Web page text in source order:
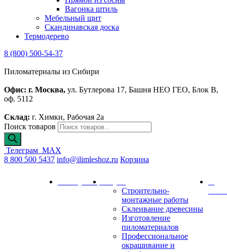
Вагонка штиль
Мебельный щит
Скандинавская доска
Термодерево
8 (800) 500-54-37
Пиломатериалы из Сибири
Офис: г. Москва, ул. Бутлерова 17, Башня НЕО ГЕО, Блок В,
оф. 5112
Склад: г. Химки, Рабочая 2а
Поиск товаров
Телеграм MAX
8 800 500 5437 info@ilimleshoz.ru Корзина
Калькулятор
Строительно-
монтажные работы
Склеивание древесины
Изготовление
пиломатериалов
Профессиональное
окрашивание и